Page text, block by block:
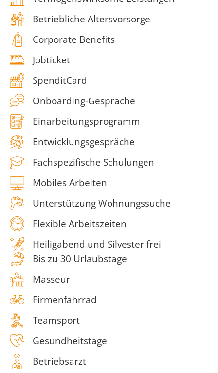
Betriebliche Altersvorsorge
Corporate Benefits
Jobticket
SpenditCard
Onboarding-Gespräche
Einarbeitungsprogramm
Entwicklungsgespräche
Fachspezifische Schulungen
Mobiles Arbeiten
Unterstützung Wohnungssuche
Flexible Arbeitszeiten
Heiligabend und Silvester frei
Bis zu 30 Urlaubstage
Masseur
Firmenfahrrad
Teamsport
Gesundheitstage
Betriebsarzt